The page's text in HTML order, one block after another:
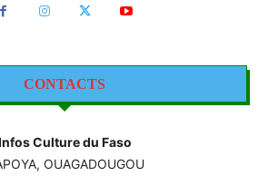
CONTACTS
Culture du Faso
OUAGADOUGOU